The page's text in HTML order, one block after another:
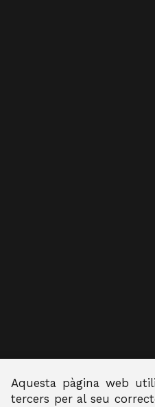
Aquesta pàgina web
tercers per al seu